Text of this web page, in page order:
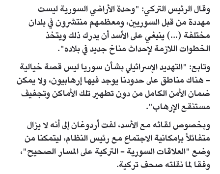
وقال الرئيس التركي: "وحدة الأراضي السورية ليست
مهددة من قبل السوريين، ومعظمهم منتشرون في بلدان
مختلفة (...) ينبغي على الأسد أن يدرك ذلك ويتخذ
الخطوات اللازمة لإحداث مناخ جديد في بلاده".
وتابع: "التهديد الإسرائيلي بشأن سوريا ليس قصة خيالية
- هناك مناطق على حدودنا يوجد فيها إرهابيون، ولا يمكن
ضمان الأمن الكامل من دون تطهير تلك الأماكن وتجفيف
مستنقع الإرهاب".
وبخصوص لقائه مع الأسد، لفت أردوغان إلى أنه لا يزال
متفائلاً بإمكانية الاجتماع مع رئيس النظام، ليتمكنا من
وضع "العلاقات السورية - التركية على المسار الصحيح"،
وفقا لما نقلته صحف تركية.